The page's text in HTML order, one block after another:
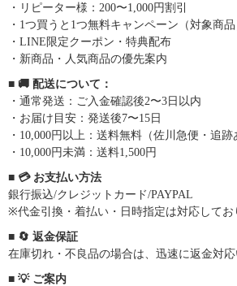
・リピーター様：200〜1,000円割引
・1つ買うと1つ無料キャンペーン（対象商品
・LINE限定クーポン・特典配布
・新商品・人気商品の優先案内
■ 🚚 配送について：
・通常発送：ご入金確認後2〜3日以内
・お届け目安：発送後7〜15日
・10,000円以上：送料無料（佐川急便・追跡
・10,000円未満：送料1,500円
■ 💳 お支払い方法
銀行振込/クレジットカード/PAYPAL
※代金引換・着払い・日時指定は対応してお
■ 🔄 返金保証
在庫切れ・不良品の場合は、迅速に返金対応
■ 💡 ご案内